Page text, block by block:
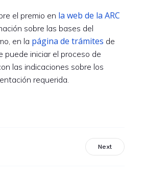
el premio en la web de la ARC
sobre las bases del
en la página de trámites de
puede iniciar el proceso de
las indicaciones sobre los
requerida.
Next